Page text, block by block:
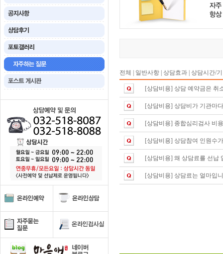
전체 일반사항 상담효과 상담시간/
[상담비용] 상담 예약금은 취
[상담비용] 상담비가 기관마
[상담비용] 종합심리검사 비
[상담비용] 상담참여 인원수
[상담비용] 왜 상담료를 선납
[상담비용] 상담료는 얼마입